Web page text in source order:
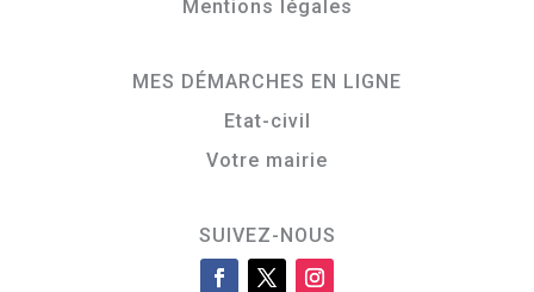
Mentions légales
MES DÉMARCHES EN LIGNE
Etat-civil
Votre mairie
SUIVEZ-NOUS